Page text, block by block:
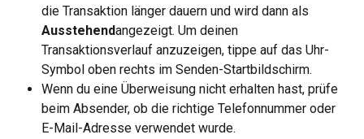
die Transaktion länger dauern und wird dann als
Ausstehendangezeigt. Um deinen
Transaktionsverlauf anzuzeigen, tippe auf das Uhr-
Symbol oben rechts im Senden-Startbildschirm.
Wenn du eine Überweisung nicht erhalten hast, prüfe
beim Absender, ob die richtige Telefonnummer oder
E-Mail-Adresse verwendet wurde.